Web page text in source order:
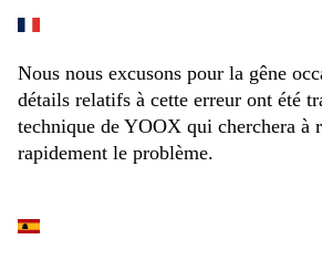
Nous nous excusons pour la gêne
détails relatifs à cette erreur ont été
technique de YOOX qui cherchera à
rapidement le problème.